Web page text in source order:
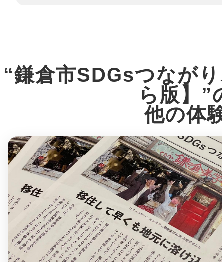
“鎌倉市SDGsつなが
ら版】”
他の体
日立
滋賀県